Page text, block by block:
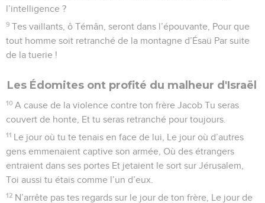
l’intelligence ?
9 Tes vaillants, ô Témân, seront dans l’épouvante, Pour que
tout homme soit retranché de la montagne d’Ésaü Par suite
de la tuerie !
Les Édomites ont profité du malheur d'Israël
10 A cause de la violence contre ton frère Jacob Tu seras
couvert de honte, Et tu seras retranché pour toujours.
11 Le jour où tu te tenais en face de lui, Le jour où d’autres
gens emmenaient captive son armée, Où des étrangers
entraient dans ses portes Et jetaient le sort sur Jérusalem,
Toi aussi tu étais comme l’un d’eux.
12 N’arrête pas tes regards sur le jour de ton frère, Le jour de